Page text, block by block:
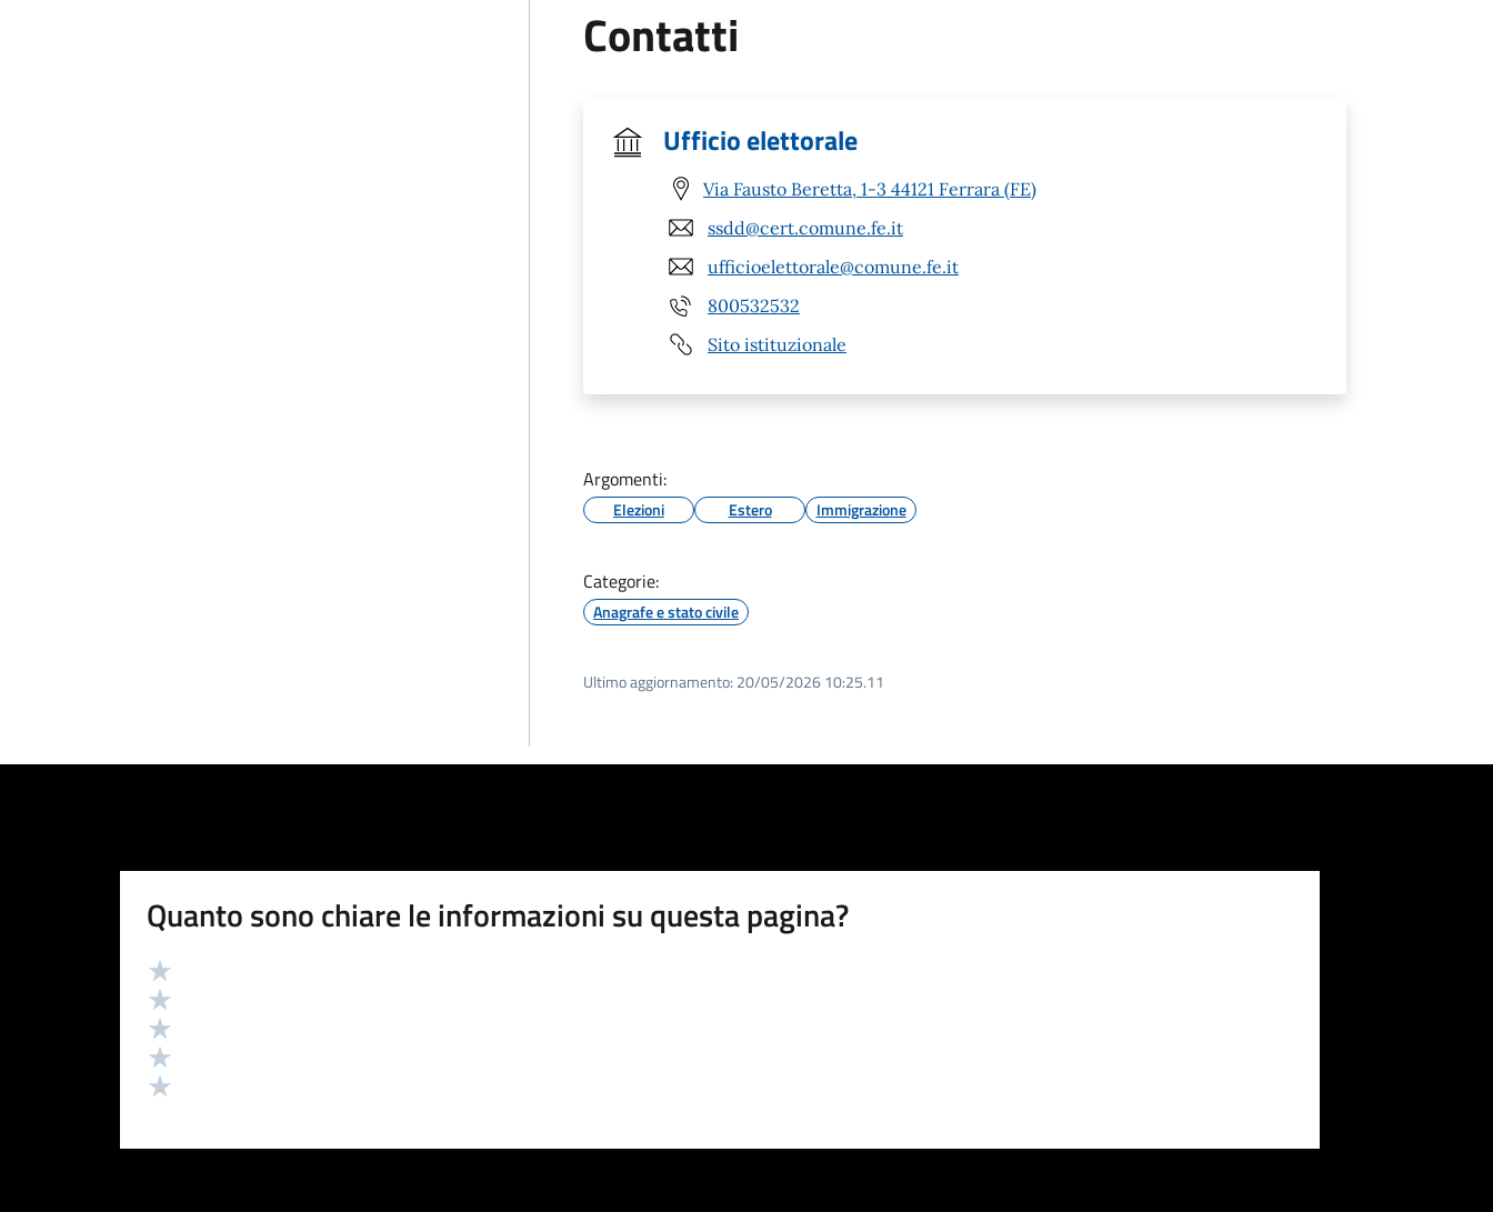
Contatti
Ufficio elettorale
Via Fausto Beretta, 1-3 44121 Ferrara (FE)
ssdd@cert.comune.fe.it
ufficioelettorale@comune.fe.it
800532532
Sito istituzionale
Argomenti:
Elezioni Estero Immigrazione
Categorie:
Anagrafe e stato civile
Ultimo aggiornamento: 20/05/2026 10:25.11
Quanto sono chiare le informazioni su questa pagina?
Valutazione